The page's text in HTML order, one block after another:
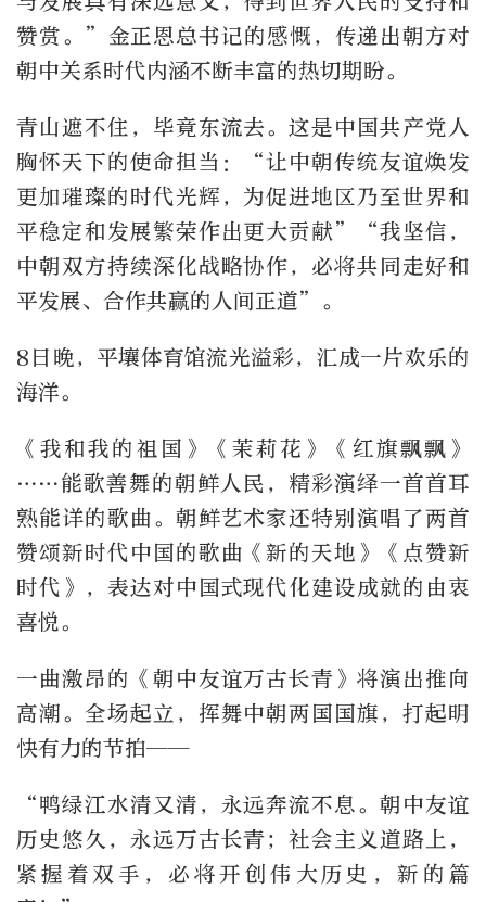
赞赏。”金正恩总书记的感慨，传递出朝方对
朝中关系时代内涵不断丰富的热切期盼。
青山遮不住，毕竟东流去。这是中国共产党人
胸怀天下的使命担当：“让中朝传统友谊焕发
更加璀璨的时代光辉，为促进地区乃至世界和
平稳定和发展繁荣作出更大贡献”“我坚信，
中朝双方持续深化战略协作，必将共同走好和
平发展、合作共赢的人间正道”。
8日晚，平壤体育馆流光溢彩，汇成一片欢乐的
海洋。
《我和我的祖国》《茉莉花》《红旗飘飘》
……能歌善舞的朝鲜人民，精彩演绎一首首耳
熟能详的歌曲。朝鲜艺术家还特别演唱了两首
赞颂新时代中国的歌曲《新的天地》《点赞新
时代》，表达对中国式现代化建设成就的由衷
喜悦。
一曲激昂的《朝中友谊万古长青》将演出推向
高潮。全场起立，挥舞中朝两国国旗，打起明
快有力的节拍——
“鸭绿江水清又清，永远奔流不息。朝中友谊
历史悠久，永远万古长青；社会主义道路上，
紧握着双手，必将开创伟大历史，新的篇